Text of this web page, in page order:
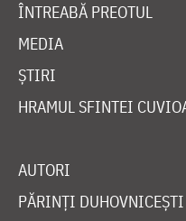
ÎNTREABĂ PREOTUL
MEDIA
ȘTIRI
HRAMUL SFINTEI
AUTORI
PĂRINȚI DUHOVNICEȘTI